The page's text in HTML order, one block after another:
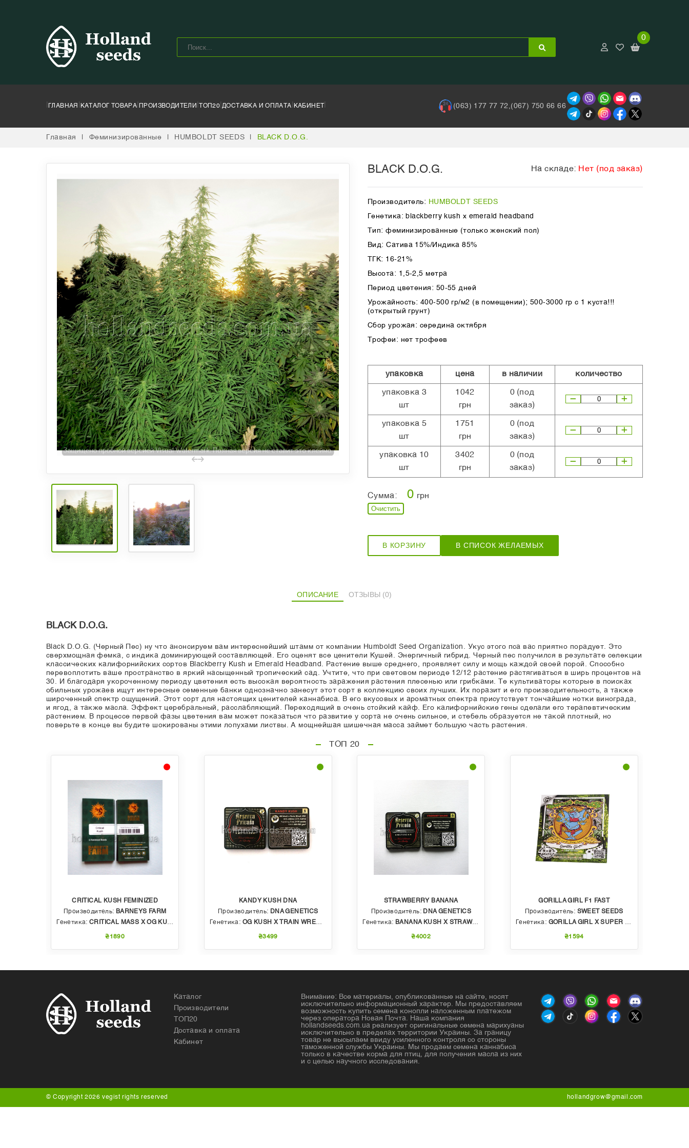
0
ГЛАВНАЯ КАТАЛОГ ТОВАРА ПРОИЗВОДИТЕЛИ | ТОП20 |ДОСТАВКА И ОПЛАТА КАБИНЕТ | (063) 177 77 72, (067) 750 66 66
Главная Феминизированные HUMBOLDT SEEDS BLACK D.O.G.
BLACK D.O.G. На складе: Нет (под заказ)
Производитель: HUMBOLDT SEEDS
Генетика: blackberry kush x emerald headband
Тип: феминизированные (только женский пол)
Вид: Сатива 15%/Индика 85%
ТГК: 16-21%
Высота: 1,5-2,5 метра
Период цветения: 50-55 дней
Урожайность: 400-500 гр/м2 (в помещении); 500-3000 гр с 1 куста!!!
(открытый грунт)
Сбор урожая: середина октября
Трофеи: нет трофеев
упаковка цена в наличии количество
упаковка 3
шт
1042
грн
0(под
заказ)
упаковка 5
шт
1751
грн
0(под
заказ)
упаковка 10
шт
3402
грн
0(под
заказ)
Сумма: 0 грн
Очистить
В КОРЗИНУ В СПИСОК ЖЕЛАЕМЫХ
ОПИСАНИЕ ОТЗЫВЫ (0)
BLACK D.O.G.
Black D.O.G. (Черный Пес) ну что анонсируем вам интереснейший штамм от компании Humboldt Seed Organization. Укус этого пса вас приятно порадует. Это
сверхмощная фемка, с индика доминирующей составляющей. Его оценят все ценители Кушей. Энергичный гибрид. Черный пес получился в результате селекции
классических калифорнийских сортов Blackberry Kush и Emerald Headband. Растение выше среднего, проявляет силу и мощь каждой своей порой. Способно
перевоплотить ваше пространство в яркий насыщенный тропический сад. Учтите, что при световом периоде 12/12 растение растягиваться в ширь процентов на
30. И благодаря укороченному периоду цветения есть высокая вероятность заражения растения плесенью или грибками. Те культиваторы которые в поисках
обильных урожаев ищут интересные семенные банки однозначно занесут этот сорт в коллекцию своих лучших. Их поразит и его производительность, а также
широченный спектр ощущений. Этот сорт для настоящих ценителей каннабиса. В его вкусовых и ароматных спектра присутствует тончайшие нотки винограда,
и ягод, а также масла. Эффект церебральный, расслабляющий. Переходящий в очень стойкий кайф. Его калифорнийские гены сделали его терапевтическим
растением. В процессе первой фазы цветения вам может показаться что развитие у сорта не очень сильное, и стебель образуется не такой плотный, но
поверьте в конце вы будите шокированы этими лопухами листвы. А мощнейшая шишечная масса займет большую часть растения.
ТОП 20
CRITICAL KUSH FEMINIZED
Производитель: BARNEYS FARM
Генетика:CRITICAL MASS X OG KUSH
₴1890
KANDY KUSH DNA
Производитель: DNA GENETICS
Генетика: OG KUSH X TRAIN WRECK (T4)
₴3499
STRAWBERRY BANANA
Производитель: DNA GENETICS
Генетика: BANANA KUSH X STRAWBERRY PHENO OF BUBBLE GUM
₴4002
GORILLA GIRL F1 FAST
Производитель: SWEET SEEDS
Генетика: GORILLA GIRL X SUPER STRONG X SWEET GELATO AUTO
₴1594
Каталог
Производители
ТОП20
Доставка и оплата
Кабинет
Внимание: Все материалы, опубликованные на сайте, носят
исключительно информационный характер. Мы предоставляем
возможность купить семена конопли наложенным платежом
через оператора Новая Почта. Наша компания
hollandseeds.com.ua реализует оригинальные семена марихуаны
исключительно в пределах территории Украины. За границу
товар не высылаем ввиду усиленного контроля со стороны
таможенной службы Украины. Мы продаем семена каннабиса
только в качестве корма для птиц, для получения масла из них
и с целью научного исследования.
© Copyright 2026 vegist rights reserved hollandgrow@gmail.com